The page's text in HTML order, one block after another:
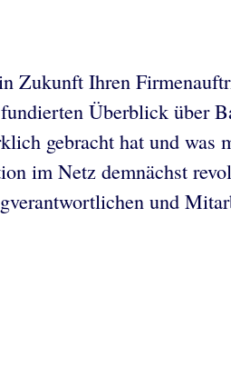
Zukunft Ihren
Überblick über
gebracht hat und was
im Netz demnächst
und